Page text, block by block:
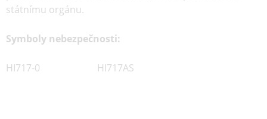
státnímu orgánu.
Symboly nebezpečnosti:
HI717-0 HI717AS